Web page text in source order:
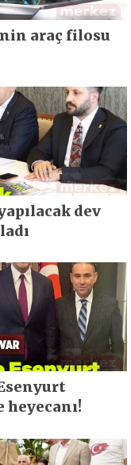
araç filosu
dev